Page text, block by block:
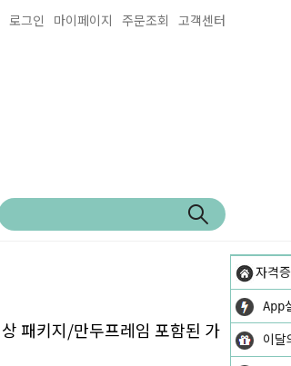
자격
App
이달
로그인 마이페이지 주문조회 고객센터
패키지/만두프레임 포함된 가